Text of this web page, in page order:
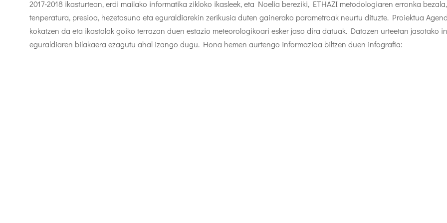
2017-2018 ikasturtean, erdi mailako informatika zikloko ikasleek, eta Noelia bereziki, ETHAZI metodologiaren erronka
tenperatura, presioa, hezetasuna eta eguraldiarekin zerikusia duten gainerako parametroak neurtu dituzte. Proiektua
kokatzen da eta ikastolak goiko terrazan duen estazio meteorologikoari esker jaso dira datuak. Datozen urteetan jasotako
eguraldiaren bilakaera ezagutu ahal izango dugu. Hona hemen aurtengo informazioa biltzen duen infografia: